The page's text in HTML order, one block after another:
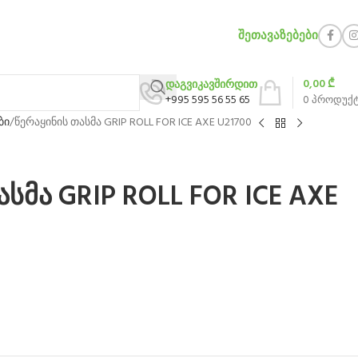
ᲨᲔᲗᲐᲕᲐᲖᲔᲑᲔᲑᲘ
დაგვიკავშირდით
+995 595 56 55 65
0
0,00₾
წერაყინის თასმა GRIP ROLL FOR ICE AXE U21700
GRIP ROLL FOR ICE AXE